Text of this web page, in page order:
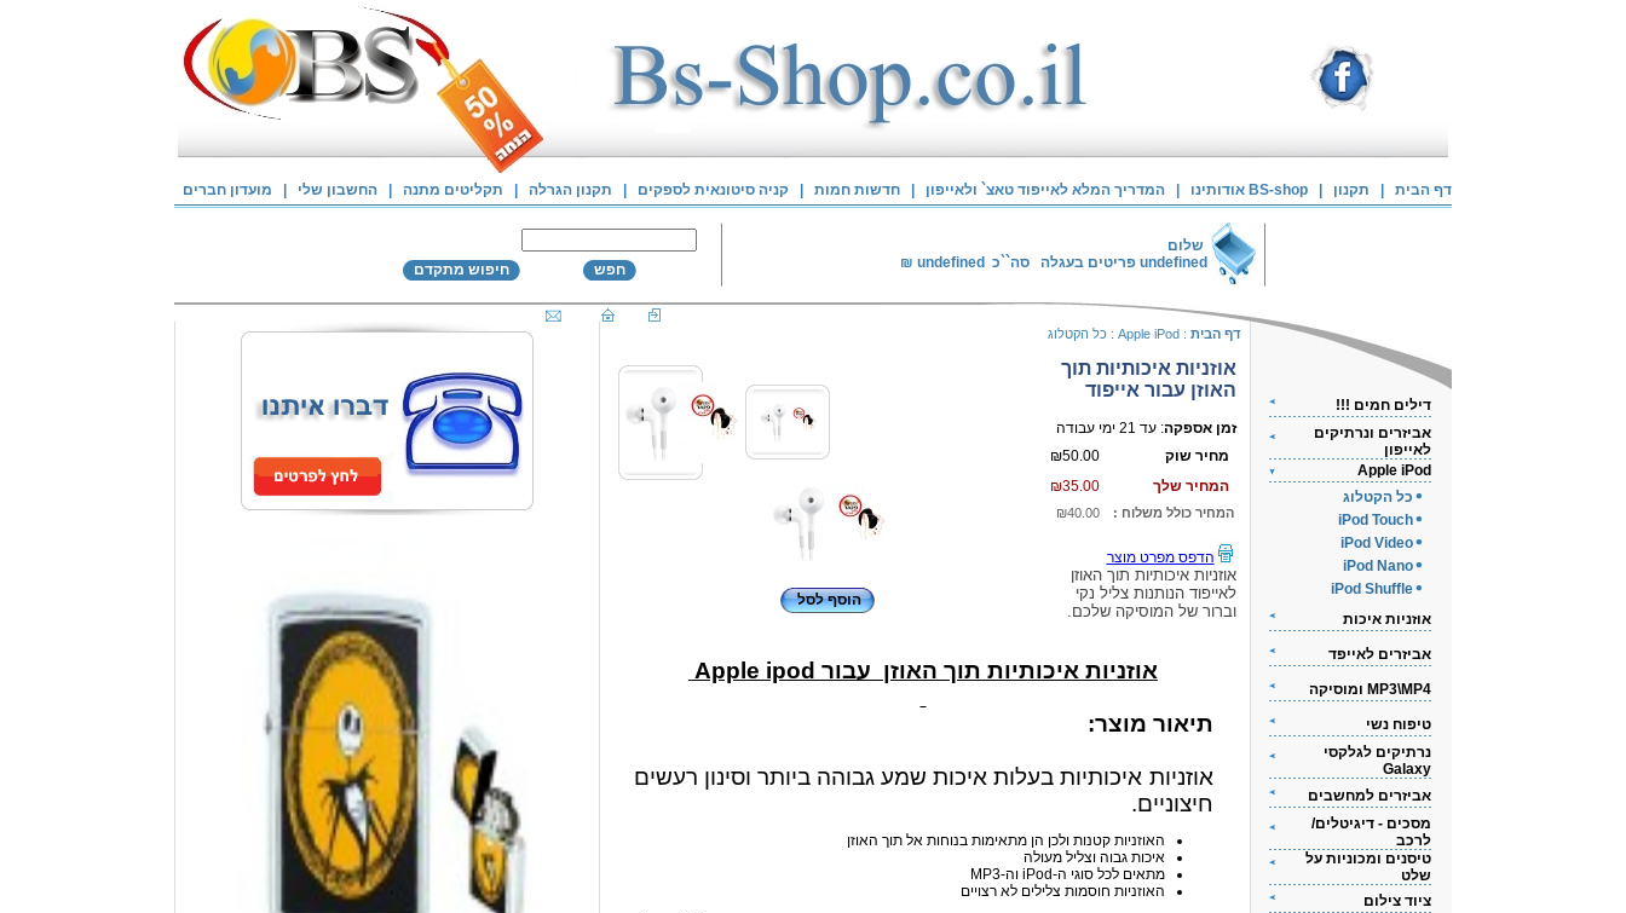
דף הבית תקנון אודותינו BS-shop המדריך המלא לאייפוד טאצ` ולאייפון חדשות חמות קניה סיטונאית לספקים תקנון הגרלה תקליטים מתנה החשבון שלי מועדון חברים
שלום
undefined פריטים בעגלה סה``כ undefined
₪ חפש חיפוש מתקדם
דף הבית :
Apple iPod
:כל הקטלוג
הוסף לסל
אוזניות איכותיות תוך
האוזן עבור אייפוד
זמן אספקה: עד 21 ימי עבודה
₪50.00
מחיר שוק
₪35.00
המחיר שלך
₪40.00 המחיר כולל משלוח :
הדפס מפרט מוצר
אוזניות איכותיות תוך האוזן
לאייפוד הנותנות צליל נקי
וברור של המוסיקה שלכם.
אוזניות איכותיות תוך האוזן עבור Apple ipod
תיאור מוצר:
אוזניות איכותיות בעלות איכות שמע גבוהה ביותר וסינון רעשים
חיצוניים.
האוזניות קטנות ולכן הן מתאימות בנוחות אל תוך האוזן
איכות גבוה וצליל מעולה
מתאים לכל סוגי ה-iPod וה-MP3
האוזניות חוסמות צלילים לא רצויים
דילים חמים !!!
אביזרים ונרתיקים
לאייפון
Apple iPod
כל הקטלוג
iPod Touch
iPod Video
iPod Nano
iPod Shuffle
אוזניות איכות
אביזרים לאייפד
MP3\MP4 ומוסיקה
טיפוח נשי
נרתיקים לגלקסי
Galaxy
אביזרים למחשבים
מסכים - דיגיטלים/
לרכב
טיסנים ומכוניות על
שלט
ציוד צילום